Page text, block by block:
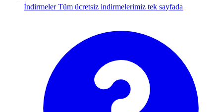
İndirmeler Tüm ücretsiz indirmelerimiz tek sayfada